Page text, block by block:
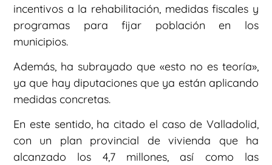
incentivos a la rehabilitación, medidas fiscales y
programas para fijar población en los
municipios.
Además, ha subrayado que «esto no es teoría»,
ya que hay diputaciones que ya están aplicando
medidas concretas.
En este sentido, ha citado el caso de Valladolid,
con un plan provincial de vivienda que ha
alcanzado los 4,7 millones, así como las